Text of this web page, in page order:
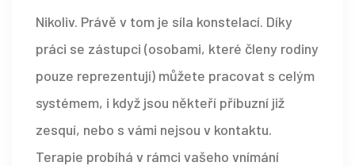
Nikoliv. Právě v tom je síla konstelací. Díky
práci se zástupci (osobami, které členy rodiny
pouze reprezentují) můžete pracovat s celým
systémem, i když jsou někteří příbuzní již
zesquí, nebo s vámi nejsou v kontaktu.
Terapie probíhá v rámci vašeho vnímání